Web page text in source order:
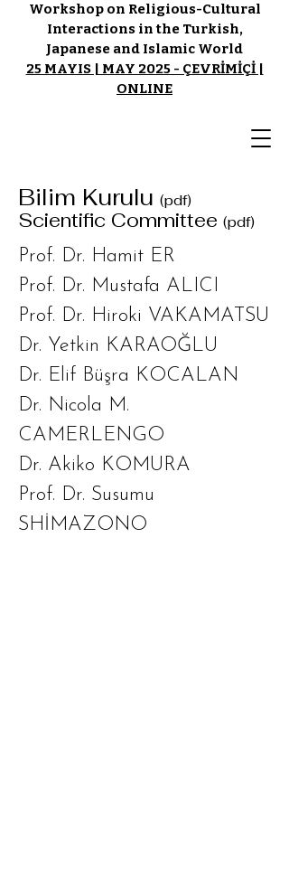
Workshop on Religious-Cultural
Interactions in the Turkish,
Japanese and Islamic World
25 MAYIS | MAY 2025 - ÇEVRİMİÇİ |
ONLINE
Bilim Kurulu (pdf)
Scientific Committee (pdf)
Prof. Dr. Hamit ER
Prof. Dr. Mustafa ALICI
Prof. Dr. Hiroki VAKAMATSU
Dr. Yetkin KARAOĞLU
Dr. Elif Büşra KOCALAN
Dr. Nicola M.
CAMERLENGO
Dr. Akiko KOMURA
Prof. Dr. Susumu
SHİMAZONO